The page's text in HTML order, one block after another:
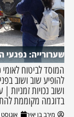
שערורייה: נפגעי ה-7 לאוקטובר ממשיכים
להופיע שוב ושוב
ושוב נכויות
בדוגמה מקוממת
מירב בן יאיר אוגוסט 4, 2026